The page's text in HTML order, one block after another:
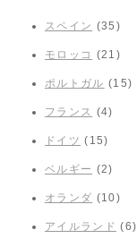
スペイン (35)
モロッコ (21)
ポルトガル (15)
フランス (4)
ドイツ (15)
ベルギー (2)
オランダ (10)
アイルランド (6)